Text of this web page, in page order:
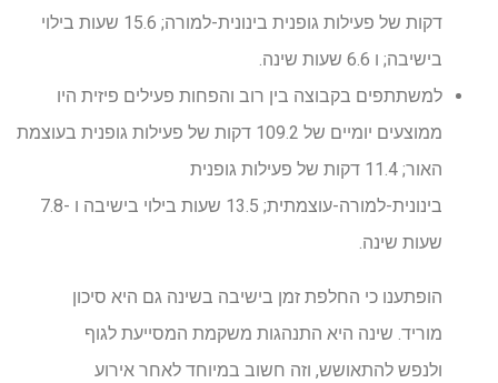
דקות של פעילות גופנית בינונית-למורה; 15.6 שעות בילוי
בישיבה; ו 6.6 שעות שינה.
למשתתפים בקבוצה בין רוב והפחות פעילים פיזית היו
ממוצעים יומיים של 109.2 דקות של פעילות גופנית בעוצמת
האור; 11.4 דקות של פעילות גופנית
בינונית-למורה-עוצמתית; 13.5 שעות בילוי בישיבה ו -7.8
שעות שינה.
הופתענו כי החלפת זמן בישיבה בשינה גם היא סיכון
מוריד. שינה היא התנהגות משקמת המסייעת לגוף
ולנפש להתאושש, וזה חשוב במיוחד לאחר אירוע